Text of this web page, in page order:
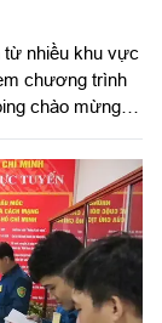
từ nhiều khu vực
chương trình
chào mừng
2/7/2026).